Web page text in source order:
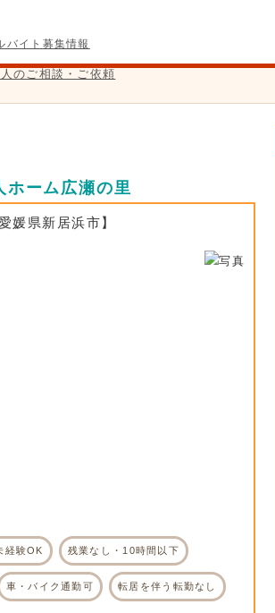
ホーム広瀬の里
媛県新居浜市】
経験OK 残業なし・10時間以下
車・バイク通勤可 転居を伴う転勤なし